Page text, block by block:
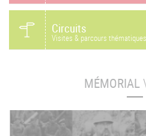
Circuits
Visites & parcours thématiques
MÉMORIAL